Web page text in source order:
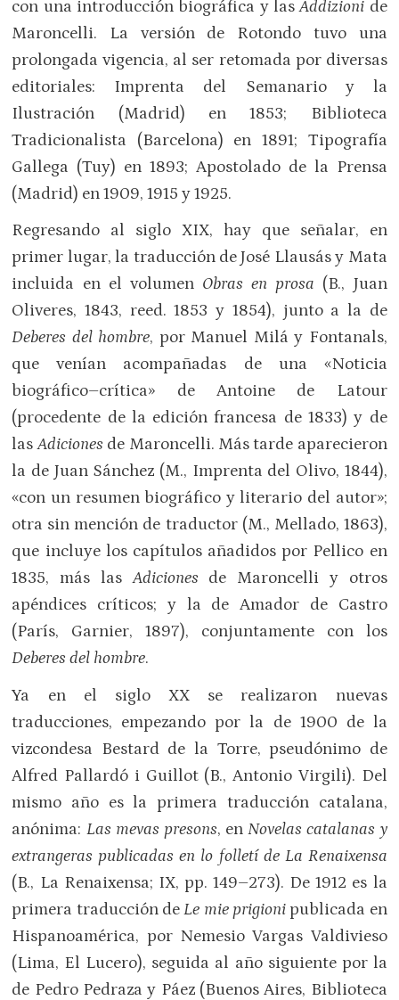
con una introducción biográfica y lasAddizioni de
Maroncelli. La versión de Rotondo tuvo una
prolongada vigencia, al ser retomada por diversas
editoriales: Imprenta del Semanario y la
Ilustración (Madrid) en 1853; Biblioteca
Tradicionalista (Barcelona) en 1891; Tipografía
Gallega (Tuy) en 1893; Apostolado de la Prensa
(Madrid) en 1909, 1915 y 1925.
Regresando al siglo XIX, hay que señalar, en
primer lugar, la traducción de José Llausás y Mata
incluida en el volumen Obras en prosa (B., Juan
Oliveres, 1843, reed. 1853 y 1854), junto a la de
Deberes del hombre, por Manuel Milá y Fontanals,
que venían acompañadas de una «Noticia
biográfico–crítica» de Antoine de Latour
(procedente de la edición francesa de 1833) y de
lasAdiciones de Maroncelli. Más tarde aparecieron
la de Juan Sánchez (M., Imprenta del Olivo, 1844),
«con un resumen biográfico y literario del autor»;
otra sin mención de traductor (M., Mellado, 1863),
que incluye los capítulos añadidos por Pellico en
1835, más lasAdiciones de Maroncelli y otros
apéndices críticos; y la de Amador de Castro
(París, Garnier, 1897), conjuntamente con los
Deberes del hombre.
Ya en el siglo XX se realizaron nuevas
traducciones, empezando por la de 1900 de la
vizcondesa Bestard de la Torre, pseudónimo de
Alfred Pallardó i Guillot (B., Antonio Virgili). Del
mismo año es la primera traducción catalana,
anónima: Las mevas presons, enNovelas catalanas y
extrangeras publicadas en lo folletí de La Renaixensa
(B., La Renaixensa; IX, pp. 149–273). De 1912 es la
primera traducción deLe mie prigionipublicada en
Hispanoamérica, por Nemesio Vargas Valdivieso
(Lima, El Lucero), seguida al año siguiente por la
de Pedro Pedraza y Páez (Buenos Aires, Biblioteca